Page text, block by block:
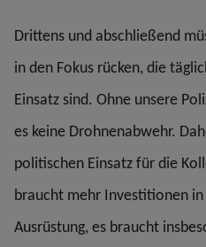
Drittens und abschließend
in den Fokus rücken, die
Einsatz sind. Ohne unsere
es keine Drohnenabwehr.
politischen Einsatz für die
braucht mehr Investitionen
Ausrüstung, es braucht